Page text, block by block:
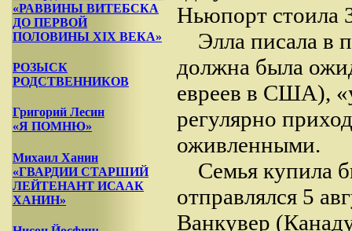
«РАВВИНЫ ВИТЕБСКА
ДО ПЕРВОЙ
ПОЛОВИНЫ XIX ВЕКА»
РОЗЫСК
РОДСТВЕННИКОВ
Григорий Лесин
«Я ПОМНЮ»
Михаил Ханин
«ГВАРДИИ СТАРШИЙ
ЛЕЙТЕНАНТ ИСААК
ХАНИН»
Ньюпорт стоила
Элла писала в
должна была
евреев в США),
регулярно
оживленными.
Семья купила
отправлялся 5
Ванкувер